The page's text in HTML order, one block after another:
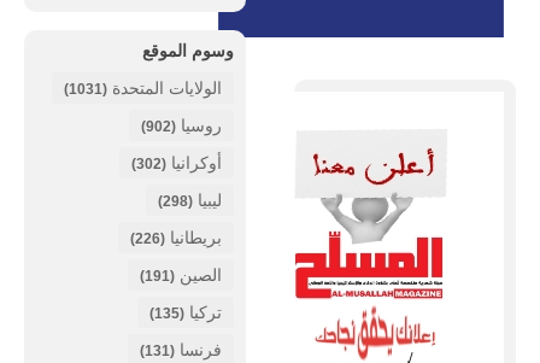
وسوم الموقع
الولايات المتحدة (1031)
روسيا (902)
أوكرانيا (302)
ليبيا (298)
بريطانيا (226)
الصين (191)
تركيا (135)
فرنسا (131)